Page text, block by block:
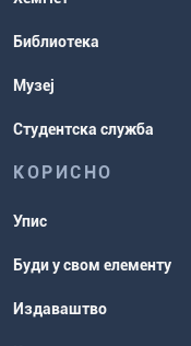
рокови
Библиотека
Музеј
Студентска служба
КОРИСНО
Упис
Буди у свом елементу
Издаваштво